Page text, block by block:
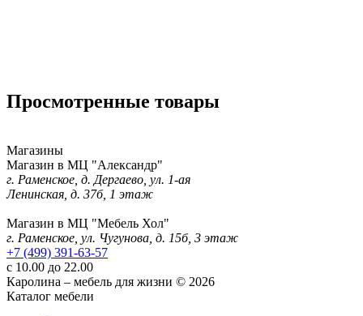
Просмотренные товары
Магазины
Магазин в МЦ "Александр"
г. Раменское, д. Дергаево, ул. 1-ая
Ленинская, д. 37б, 1 этаж
Магазин в МЦ "Мебель Хол"
г. Раменское, ул. Чугунова, д. 15б, 3 этаж
+7 (499) 391-63-57
с 10.00 до 22.00
Каролина – мебель для жизни © 2026
Каталог мебели